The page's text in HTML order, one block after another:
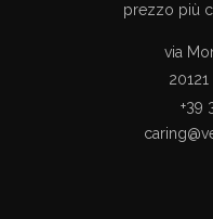
prezzo più
via
+39